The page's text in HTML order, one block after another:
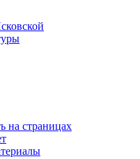
на страницах